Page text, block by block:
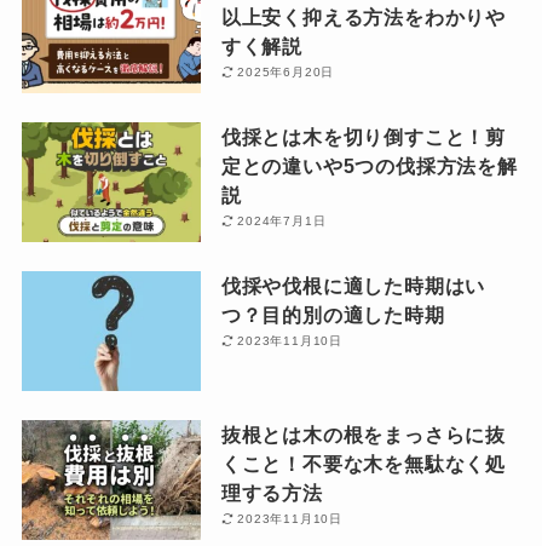
以上安く抑える方法をわかりや
すく解説
2025年6月20日
伐採とは木を切り倒すこと！剪
定との違いや5つの伐採方法を解
説
2024年7月1日
伐採や伐根に適した時期はい
つ？目的別の適した時期
2023年11月10日
抜根とは木の根をまっさらに抜
くこと！不要な木を無駄なく処
理する方法
2023年11月10日